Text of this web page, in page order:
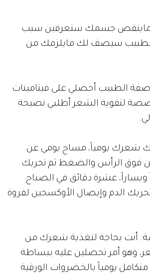
ماينقص جسمك ستعرفين سبب
سيصف لك مايلزمك من
وصفة الطبيب أحصلي على فيتامينات
لتقوية الشعر أطلبي نصيحة
شعرك يومياً، مساج يومي عن
فوق الرأس والضغط ثم تحريك
ويساراً، عشرة دقائق في الصباح
الدم وإيصال الأوكسجين لفروة
أنت بحاجة لتغذية شعرك من
وهو أمر تحصلين عليه ببساطة
يومياً بالخضروات الورقية